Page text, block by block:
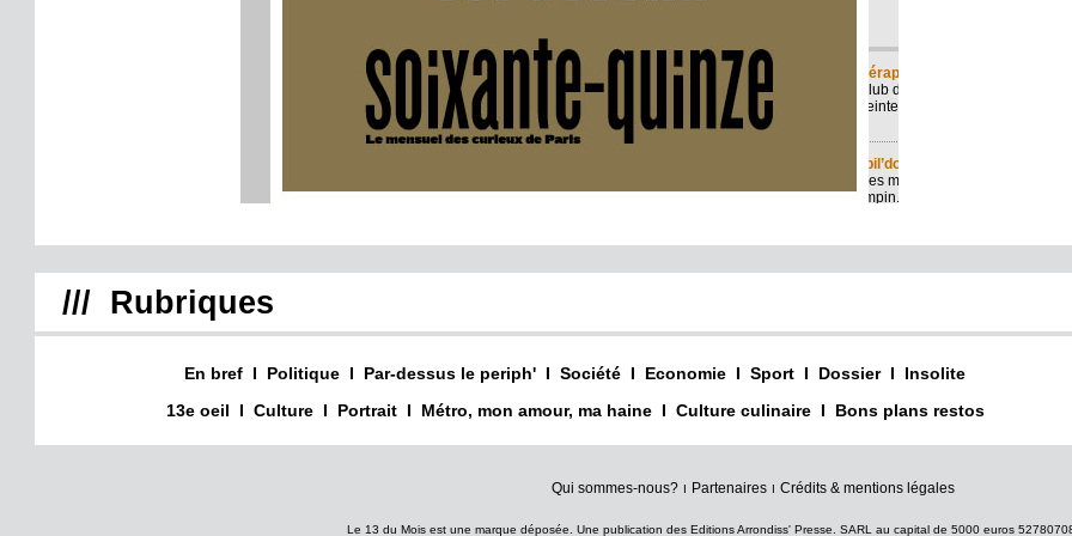
/// Rubriques
En bref I Politique I Par-dessus le periph' I Société I Economie I Sport I Dossier I
Insolite
13e oeil
I Culture I Portrait I Métro, mon amour, ma haine I Culture culinaire I Bons plans restos
Qui sommes-nous? I Partenaires I Crédits & mentions légales
Le 13 du Mois est une marque déposée. Une publication des Editions Arrondiss' Presse. SARL au capital de 5000 euros